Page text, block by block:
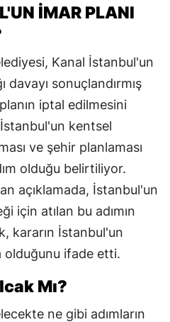
İMAR PLANI
Kanal İstanbul'un
davayı sonuçlandırmış
iptal edilmesini
İstanbul'un kentsel
ve şehir planlaması
olduğu belirtiliyor.
açıklamada, İstanbul'un
için atılan bu adımın
kararın İstanbul'un
olduğunu ifade etti.
Mı?
ne gibi adımların